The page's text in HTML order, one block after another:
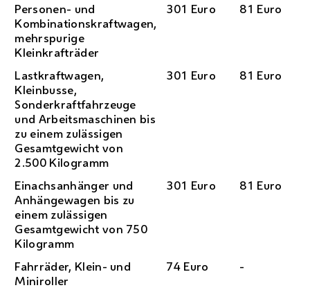
Personen- und
Kombinationskraftwagen,
mehrspurige
Kleinkrafträder
301 Euro 81 Euro
Lastkraftwagen,
Kleinbusse,
Sonderkraftfahrzeuge
und Arbeitsmaschinen bis
zu einem zulässigen
Gesamtgewicht von
2.500 Kilogramm
301 Euro 81 Euro
Einachsanhänger und
Anhängewagen bis zu
einem zulässigen
Gesamtgewicht von 750
Kilogramm
301 Euro 81 Euro
Fahrräder, Klein- und
Miniroller
74 Euro -